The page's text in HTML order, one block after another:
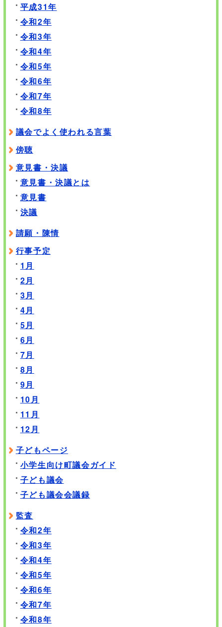
平成31年
令和2年
令和3年
令和4年
令和5年
令和6年
令和7年
令和8年
議会でよく使われる言葉
傍聴
意見書・決議
意見書・決議とは
意見書
決議
請願・陳情
行事予定
1月
2月
3月
4月
5月
6月
7月
8月
9月
10月
11月
12月
子どもページ
小学生向け町議会ガイド
子ども議会
子ども議会会議録
監査
令和2年
令和3年
令和4年
令和5年
令和6年
令和7年
令和8年